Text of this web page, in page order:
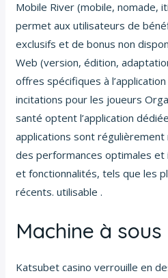
Mobile River (mobile, nomade,
permet aux utilisateurs de
exclusifs et de bonus non
Web (version, édition,
offres spécifiques à
incitations pour les joueurs
santé optent l’application
applications sont
des performances optimales et
et fonctionnalités, tels que les
récents. utilisable .
Machine à
Katsubet casino verrouille en